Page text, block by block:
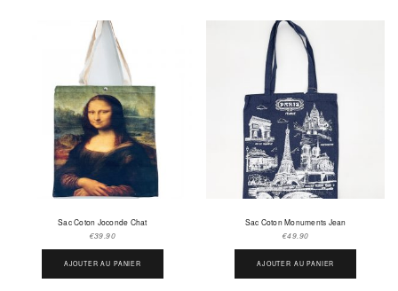
Sac Coton Joconde Chat
€39.90
AJOUTER AU PANIER
Sac Coton Monuments Jean
€49.90
AJOUTER AU PANIER